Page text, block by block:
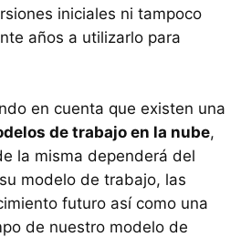
iniciales ni tampoco
años a utilizarlo para
en cuenta que existen una
de trabajo en la nube,
la misma dependerá del
modelo de trabajo, las
futuro así como una
de nuestro modelo de